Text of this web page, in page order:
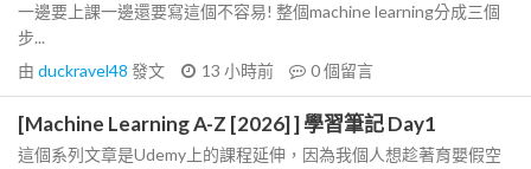
一邊要上課一邊還要寫這個不容易! 整個machine learning分成三個
步...
由 duckravel48 發文 13 小時前 0個留言
[Machine Learning A-Z [2026] ] 學習筆記 Day1
這個系列文章是Udemy上的課程延伸，因為我個人想趁著育嬰假空